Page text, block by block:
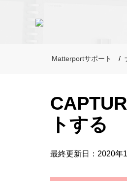
Matterportサポート
トする
最終更新日：2020年